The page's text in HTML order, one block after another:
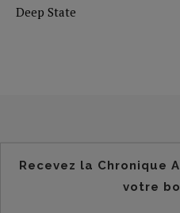
Deep State
Recevez la Chronique
votre